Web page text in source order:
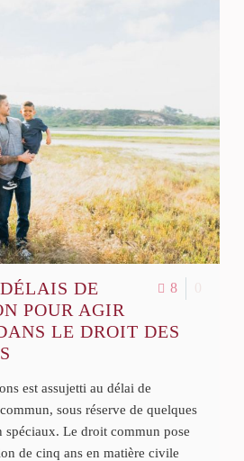
8 0
DE
POUR AGIR
LE DROIT DES
est assujetti au délai de
sous réserve de quelques
spéciaux. Le droit commun pose
de cinq ans en matière civile